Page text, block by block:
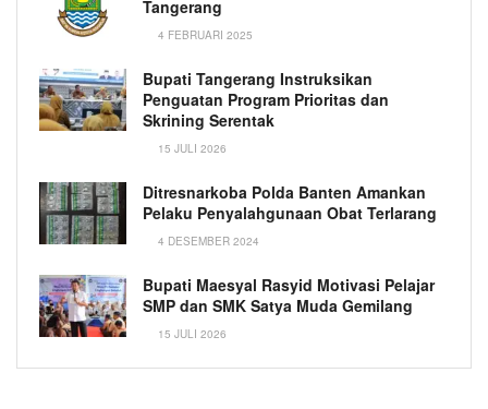
Tangerang
4 FEBRUARI 2025
Bupati Tangerang Instruksikan
Penguatan Program Prioritas dan
Skrining Serentak
15 JULI 2026
Ditresnarkoba Polda Banten Amankan
Pelaku Penyalahgunaan Obat Terlarang
4 DESEMBER 2024
Bupati Maesyal Rasyid Motivasi Pelajar
SMP dan SMK Satya Muda Gemilang
15 JULI 2026